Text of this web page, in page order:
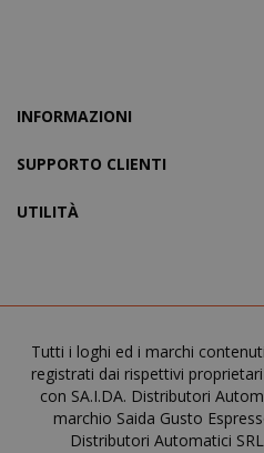
INFORMAZIONI
SUPPORTO CLIENTI
UTILITÀ
Tutti i loghi ed i marchi
registrati dai rispettivi
con SA.I.DA. Distributori
marchio Saida Gusto
Distributori Automatici
FPGSID